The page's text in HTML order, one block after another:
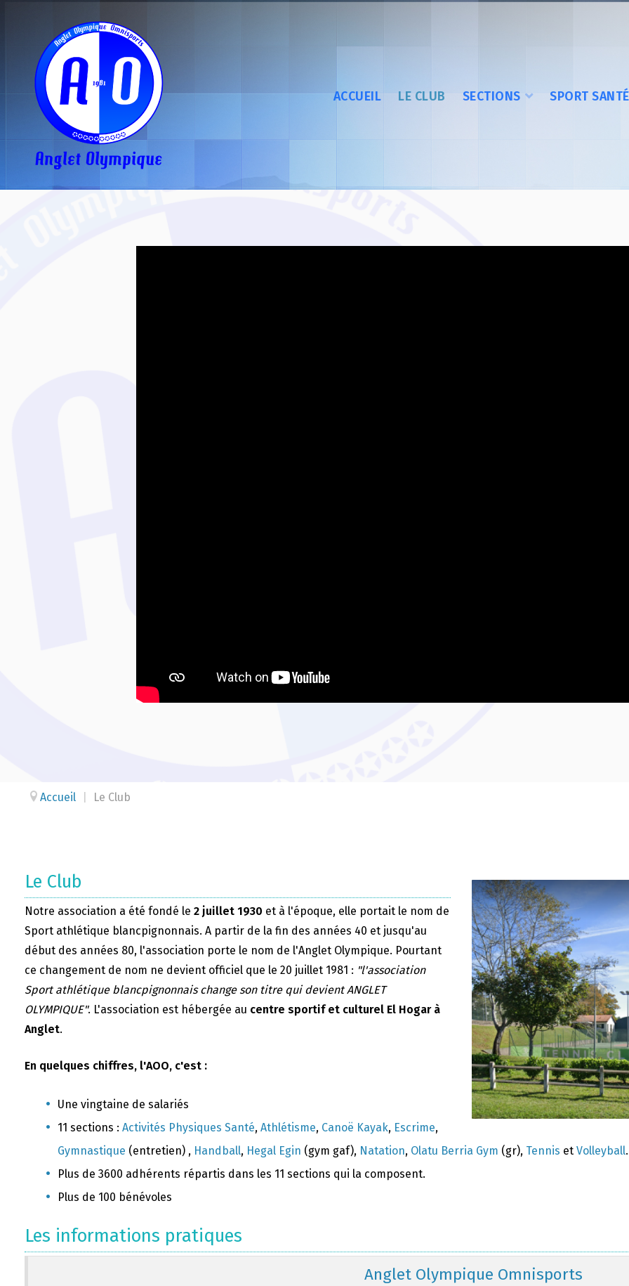
ACCUEIL LE CLUB SECTIONS SPORT SANTÉ
Accueil Le Club
Le Club
Notre association a été fondé le 2 juillet 1930 et à l'époque, elle portait le nom de
Sport athlétique blancpignonnais. A partir de la fin des années 40 et jusqu'au
début des années 80, l'association porte le nom de l'Anglet Olympique. Pourtant
ce changement de nom ne devient officiel que le 20 juillet 1981 : "l'association
Sport athlétique blancpignonnais change son titre qui devient ANGLET
OLYMPIQUE". L'association est hébergée au centre sportif et culturel El Hogar à
Anglet.
En quelques chiffres, l'AOO, c'est :
Une vingtaine de salariés
11 sections : Activités Physiques Santé, Athlétisme, Canoë Kayak, Escrime,
Gymnastique (entretien) , Handball, Hegal Egin (gym gaf), Natation, Olatu Berria Gym (gr), Tennis et Volleyball.
Plus de 3600 adhérents répartis dans les 11 sections qui la composent.
Plus de 100 bénévoles
Les informations pratiques
Anglet Olympique Omnisports